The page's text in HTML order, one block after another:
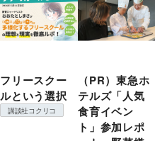
フリースクー
ルという選択
講談社コクリコ
（PR）東急ホ
テルズ「人気
食育イベン
ト」参加レポ